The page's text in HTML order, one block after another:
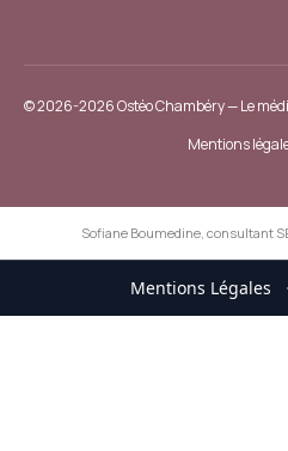
© 2026-2026 Ostéo Chambéry — Le
Mentions
Sofiane Boumedine, consultant
Mentions Légales ·